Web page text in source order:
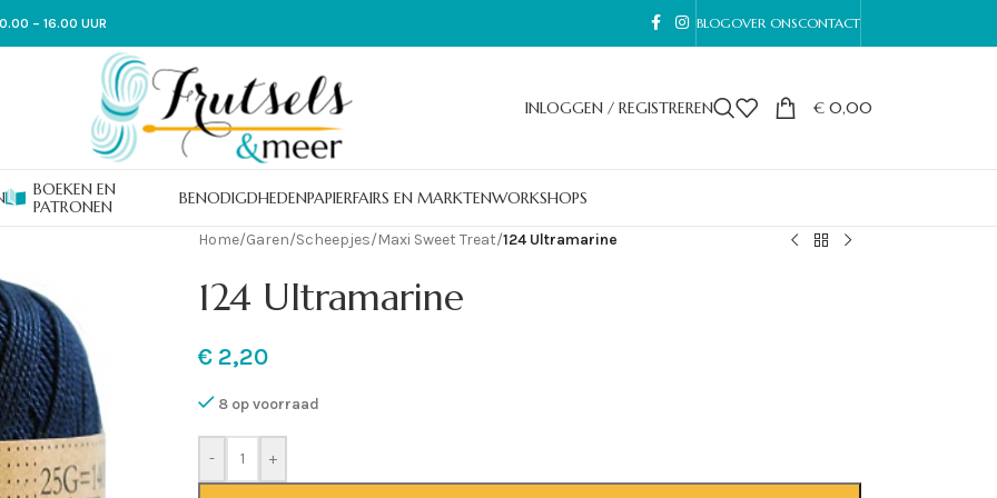
– 16.00 UUR BLOGOVER ONSCONTACT
INLOGGEN / REGISTREREN € 0,00
BOEKEN EN
PATRONEN
BENODIGDHEDENPAPIERFAIRS EN MARKTENWORKSHOPS
Home/Garen/Scheepjes/Maxi Sweet Treat/124 Ultramarine
124 Ultramarine
€2,20
8 op voorraad
- +